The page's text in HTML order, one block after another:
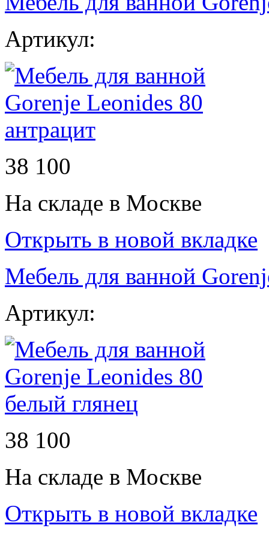
Артикул:
38 100
На складе в Москве
Открыть в новой вкладке
Мебель для ванной
Артикул:
38 100
На складе в Москве
Открыть в новой вкладке